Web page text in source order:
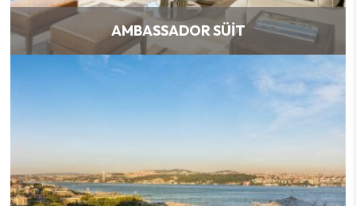
AMBASSADOR SÜIT